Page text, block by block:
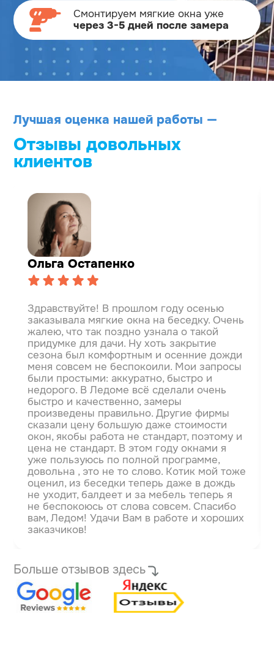
Смонтируем мягкие окна уже
через 3-5 дней после замера
Лучшая оценка нашей работы —
Отзывы довольных
клиентов
Ольга Остапенко
Здравствуйте! В прошлом году осенью
заказывала мягкие окна на беседку. Очень
жалею, что так поздно узнала о такой
придумке для дачи. Ну хоть закрытие
сезона был комфортным и осенние дожди
меня совсем не беспокоили. Мои запросы
были простыми: аккуратно, быстро и
недорого. В Ледоме всё сделали очень
быстро и качественно, замеры
произведены правильно. Другие фирмы
сказали цену большую даже стоимости
окон, якобы работа не стандарт, поэтому и
цена не стандарт. В этом году окнами я
уже пользуюсь по полной программе,
довольна , это не то слово. Котик мой тоже
оценил, из беседки теперь даже в дождь
не уходит, балдеет и за мебель теперь я
не беспокоюсь от слова совсем. Спасибо
вам, Ледом! Удачи Вам в работе и хороших
заказчиков!
Больше отзывов здесь